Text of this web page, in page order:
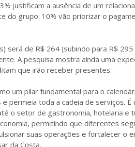
justificam a ausência de um
do grupo: 10% vão priorizar o
será de R$ 264 (subindo para R$ 295
A pesquisa mostra ainda uma
que irão receber presentes.
um pilar fundamental para o
permeia toda a cadeia de serviços.
o setor de gastronomia, hotelaria e
permitindo que diferentes
suas operações e fortalecer o
da Costa.